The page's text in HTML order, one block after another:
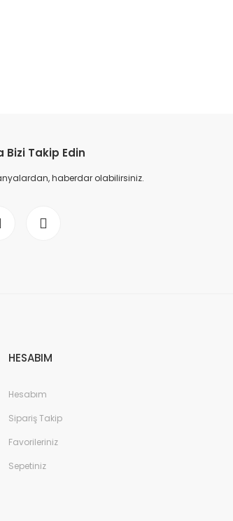
Bizi Takip Edin
haberdar olabilirsiniz.
HESABIM
Hesabım
Sipariş Takip
Favorileriniz
Sepetiniz